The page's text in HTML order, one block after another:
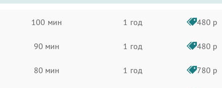
100 мин 1 год 480 р
90 мин 1 год 480 р
80 мин 1 год 780 р